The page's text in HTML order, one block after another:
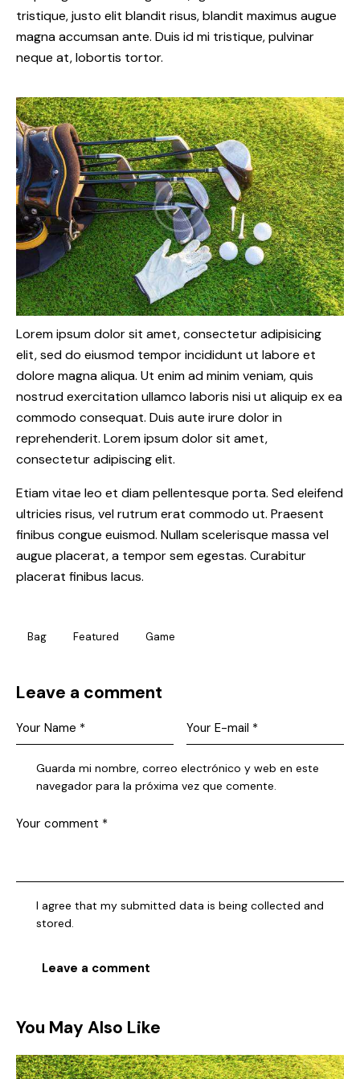
tristique, justo elit blandit risus, blandit maximus augue
magna accumsan ante. Duis id mi tristique, pulvinar
neque at, lobortis tortor.
Lorem ipsum dolor sit amet, consectetur adipisicing
elit, sed do eiusmod tempor incididunt ut labore et
dolore magna aliqua. Ut enim ad minim veniam, quis
nostrud exercitation ullamco laboris nisi ut aliquip ex ea
commodo consequat. Duis aute irure dolor in
reprehenderit. Lorem ipsum dolor sit amet,
consectetur adipiscing elit.
Etiam vitae leo et diam pellentesque porta. Sed eleifend
ultricies risus, vel rutrum erat commodo ut. Praesent
finibus congue euismod. Nullam scelerisque massa vel
augue placerat, a tempor sem egestas. Curabitur
placerat finibus lacus.
Bag Featured Game
Leave a comment
Guarda mi nombre, correo electrónico y web en este
navegador para la próxima vez que comente.
I agree that my submitted data is being collected and
stored.
You May Also Like